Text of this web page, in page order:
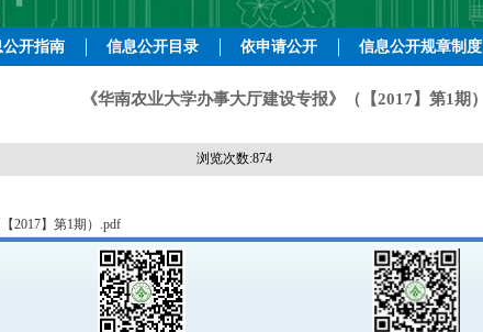
公开指南 信息公开目录 依申请公开 信息公开规章制度
《华南农业大学办事大厅建设专报》（【2017】第1期）
浏览次数:874
2017】第1期）.pdf